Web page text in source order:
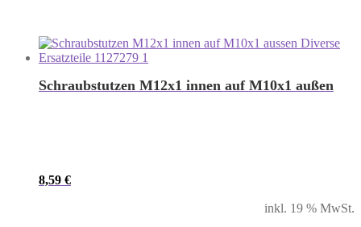
Schraubstutzen M12x1 innen auf M10x1 außen
8,59 €
inkl. 19 % MwSt.